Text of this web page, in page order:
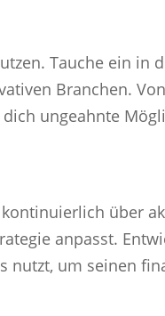
Tauche ein in
Branchen.
ungeahnte
über
anpasst.
nutzt, um seinen